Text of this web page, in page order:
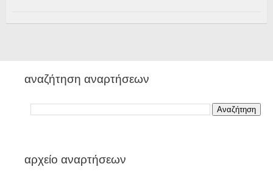
αναζήτηση αναρτήσεων
αρχείο αναρτήσεων